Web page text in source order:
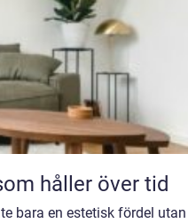
håller över tid
bara en estetisk fördel